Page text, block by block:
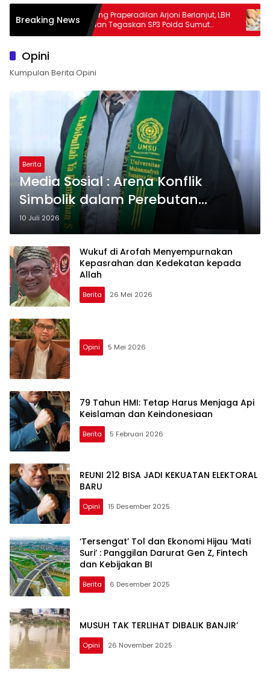
Breaking NewsSidang Praperadilan Arjoni Berlanjut, LBH
Medan Tegaskan SP3 Polda Sumut
Cacat Hukum
Bukan
Opini
Kumpulan Berita Opini
Berita
Media Sosial : Arena Konflik
Simbolik dalam Perebutan
Kekuasaan dan Ideologi
10 Juli 2026
Wukuf di Arofah Menyempurnakan
Kepasrahan dan Kedekatan kepada
Allah
Berita 26 Mei 2026
Opini 5 Mei 2026
79 Tahun HMI: Tetap Harus Menjaga Api
Keislaman dan Keindonesiaan
Berita 5 Februari 2026
REUNI 212 BISA JADI KEKUATAN ELEKTORAL
BARU
Opini 15 Desember 2025
‘Tersengat’ Tol dan Ekonomi Hijau ‘Mati
Suri’ : Panggilan Darurat Gen Z, Fintech
dan Kebijakan BI
Berita 6 Desember 2025
MUSUH TAK TERLIHAT DIBALIK BANJIR’
Opini 26 November 2025